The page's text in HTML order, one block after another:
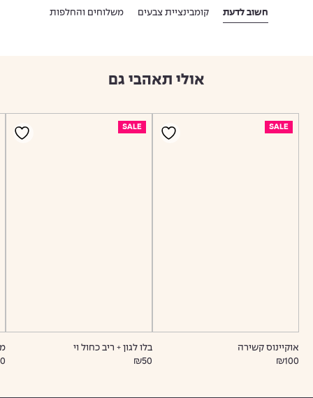
חשוב לדעת קומבינציית צבעים משלוחים והחלפות
אולי תאהבי גם
SALE
אוקיינוס קשירה
₪100
SALE
בלו לגון + ריב כחול וי
₪50